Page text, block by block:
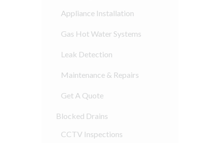
Appliance Installation
Gas Hot Water Systems
Leak Detection
Maintenance & Repairs
Get A Quote
Blocked Drains
CCTV Inspections